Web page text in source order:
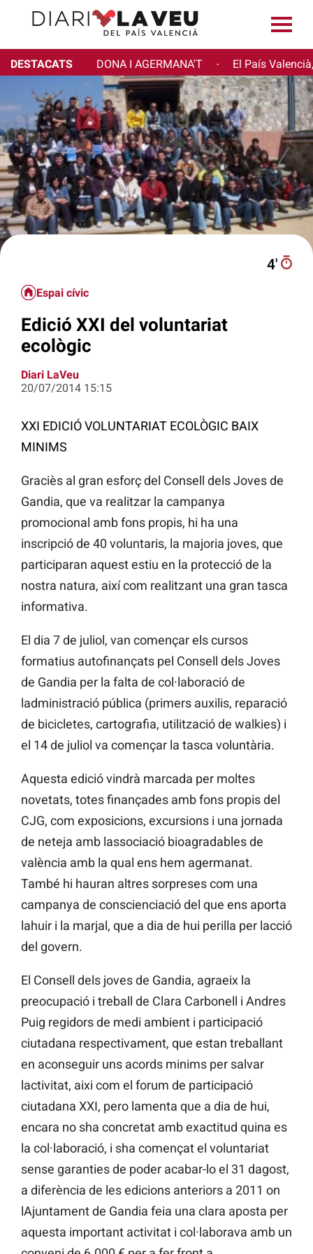
DESTACATS DONA I AGERMANA'T · El País
4′
Espai cívic
Edició XXI del voluntariat
ecològic
Diari LaVeu
20/07/2014 15:15
XXI EDICIÓ VOLUNTARIAT ECOLÒGIC BAIX
MINIMS
Graciès al gran esforç del Consell dels Joves de
Gandia, que va realitzar la campanya
promocional amb fons propis, hi ha una
inscripció de 40 voluntaris, la majoria joves, que
participaran aquest estiu en la protecció de la
nostra natura, així com realitzant una gran tasca
informativa.
El dia 7 de juliol, van començar els cursos
formatius autofinançats pel Consell dels Joves
de Gandia per la falta de col·laboració de
ladministració pública (primers auxilis, reparació
de bicicletes, cartografia, utilització de walkies) i
el 14 de juliol va començar la tasca voluntària.
Aquesta edició vindrà marcada per moltes
novetats, totes finançades amb fons propis del
CJG, com exposicions, excursions i una jornada
de neteja amb lassociació bioagradables de
valència amb la qual ens hem agermanat.
També hi hauran altres sorpreses com una
campanya de conscienciació del que ens aporta
lahuir i la marjal, que a dia de hui perilla per lacció
del govern.
El Consell dels joves de Gandia, agraeix la
preocupació i treball de Clara Carbonell i Andres
Puig regidors de medi ambient i participació
ciutadana respectivament, que estan treballant
en aconseguir uns acords minims per salvar
lactivitat, aixi com el forum de participació
ciutadana XXI, pero lamenta que a dia de hui,
encara no sha concretat amb exactitud quina es
la col·laboració, i sha començat el voluntariat
sense garanties de poder acabar-lo el 31 dagost,
a diferència de les edicions anteriors a 2011 on
lAjuntament de Gandia feia una clara aposta per
aquesta important activitat i col·laborava amb un